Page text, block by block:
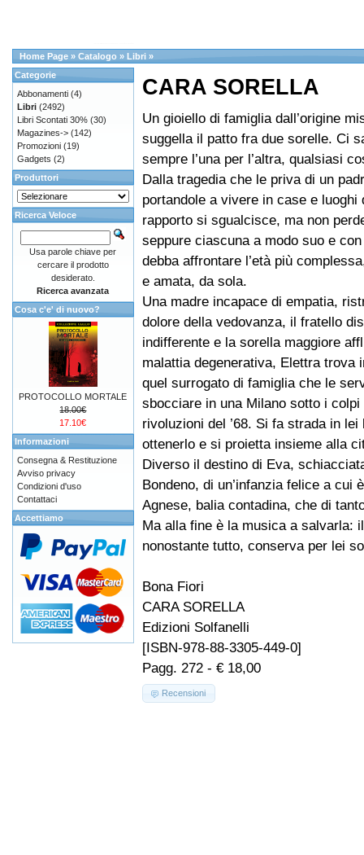
Home Page » Catalogo » Libri »
CARA SORELLA
Un gioiello di famiglia dall’origine
suggella il patto fra due sorelle. Ci
sempre l’una per l’altra, qualsiasi
Dalla tragedia che le priva di un
portandole a vivere in case e luoghi
rapporto si sgualcisce, ma non
seppure ciascuna a modo suo e
debba affrontare l’età più
e amata, da sola.
Una madre incapace di empatia,
dolore della vedovanza, il fratello
indifferente e la sorella maggiore
malattia degenerativa, Elettra trova
quel surrogato di famiglia che le
sbocciare in una Milano sotto i colpi
rivoluzioni del ’68. Si fa strada in
ottenerlo e si proietta insieme alla
Diverso il destino di Eva,
Bondeno, di un’infanzia felice a cui
Agnese, balia contadina, che di
Ma alla fine è la musica a salvarla:
nonostante tutto, conserva per lei
Bona Fiori
CARA SORELLA
Edizioni Solfanelli
[ISBN-978-88-3305-449-0]
Pagg. 272 - € 18,00
Recensioni
Categorie
Abbonamenti (4)
Libri (2492)
Libri Scontati 30% (30)
Magazines-> (142)
Promozioni (19)
Gadgets (2)
Produttori
Ricerca Veloce
Usa parole chiave per
cercare il prodotto
desiderato.
Ricerca avanzata
Cosa c'e' di nuovo?
PROTOCOLLO MORTALE
18.00€
17.10€
Informazioni
Consegna & Restituzione
Avviso privacy
Condizioni d'uso
Contattaci
Accettiamo